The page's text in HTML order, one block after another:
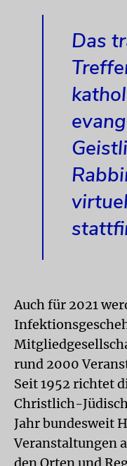
Das
Auch für 2021
rund 2000
Seit 1952 richtet
Christlich-
Jahr bundesweit
Veranstaltungen